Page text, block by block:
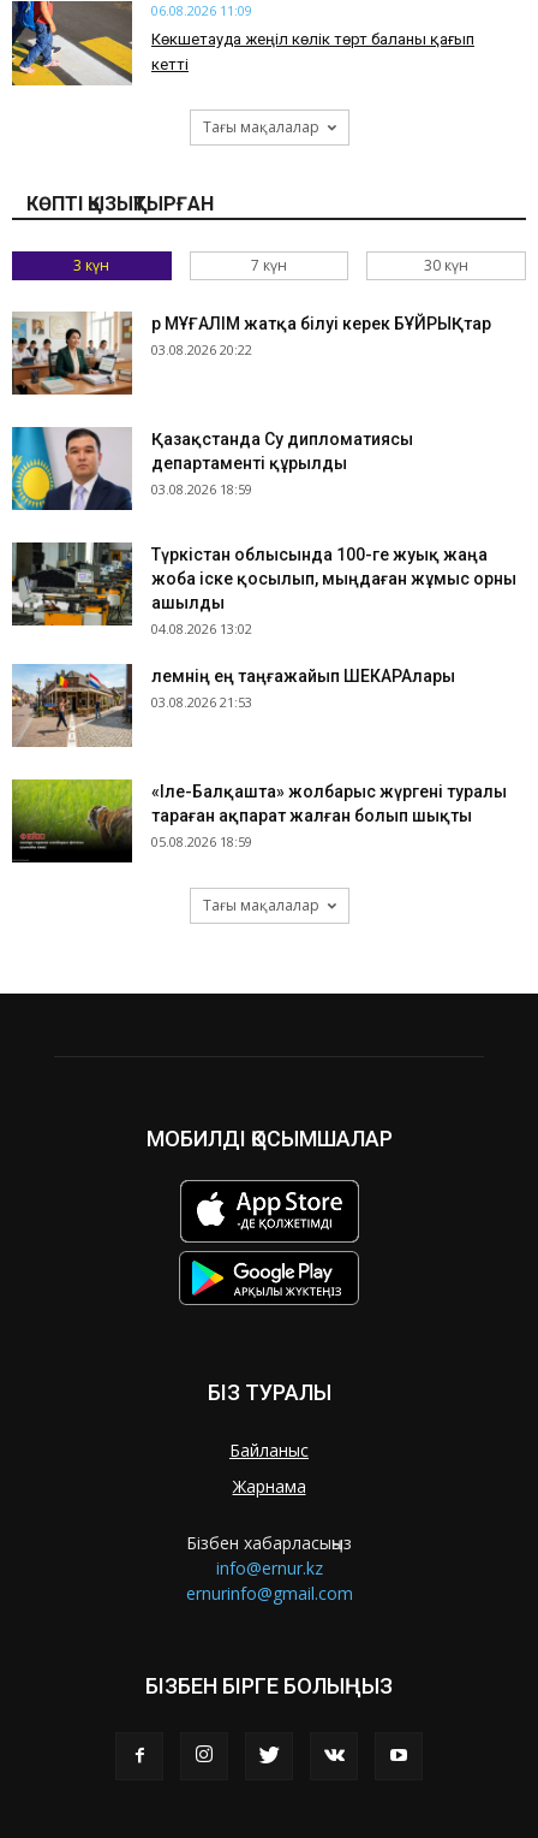
06.08.2026 11:09
Көкшетауда жеңіл көлік төрт баланы қағып
кетті
Тағы мақалалар
КӨПТІ ҚЫЗЫҚТЫРҒАН
3 күн 7 күн 30 күн
Әр МҰҒАЛІМ жатқа білуі керек БҰЙРЫҚтар
03.08.2026 20:22
Қазақстанда Су дипломатиясы
департаменті құрылды
03.08.2026 18:59
Түркістан облысында 100-ге жуық жаңа
жоба іске қосылып, мыңдаған жұмыс орны
ашылды
04.08.2026 13:02
​Әлемнің ең таңғажайып ШЕКАРАлары
03.08.2026 21:53
«Іле-Балқашта» жолбарыс жүргені туралы
тараған ақпарат жалған болып шықты
05.08.2026 18:59
Тағы мақалалар
МОБИЛДІ ҚОСЫМШАЛАР
БІЗ ТУРАЛЫ
Байланыс
Жарнама
Бізбен хабарласыңыз
info@ernur.kz
ernurinfo@gmail.com
БІЗБЕН БІРГЕ БОЛЫҢЫЗ